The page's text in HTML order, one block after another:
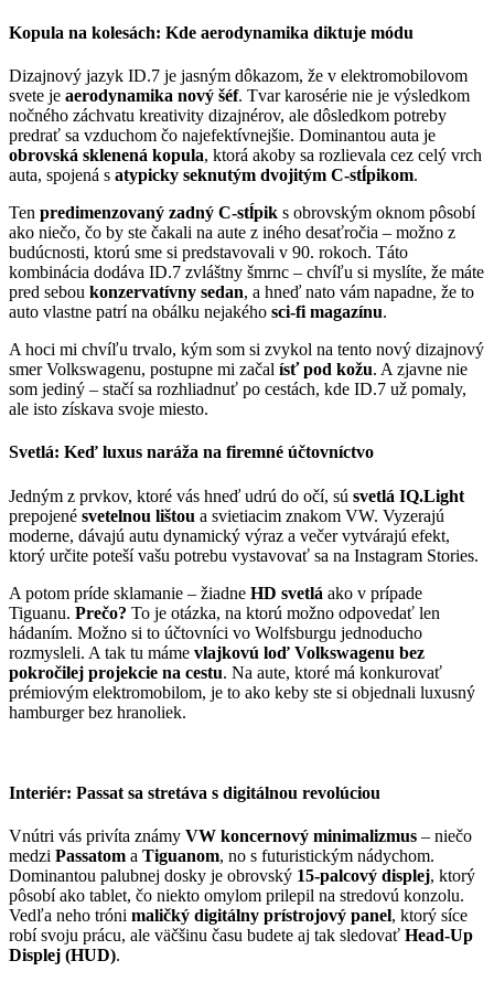
Kopula na kolesách: Kde aerodynamika diktuje módu
Dizajnový jazyk ID.7 je jasným dôkazom, že v elektromobilovom
svete je aerodynamika nový šéf. Tvar karosérie nie je výsledkom
nočného záchvatu kreativity dizajnérov, ale dôsledkom potreby
predrať sa vzduchom čo najefektívnejšie. Dominantou auta je
obrovská sklenená kopula, ktorá akoby sa rozlievala cez celý vrch
auta, spojená s atypicky seknutým dvojitým C-stĺpikom.
Ten predimenzovaný zadný C-stĺpik s obrovským oknom pôsobí
ako niečo, čo by ste čakali na aute z iného desaťročia – možno z
budúcnosti, ktorú sme si predstavovali v 90. rokoch. Táto
kombinácia dodáva ID.7 zvláštny šmrnc – chvíľu si myslíte, že máte
pred sebou konzervatívny sedan, a hneď nato vám napadne, že to
auto vlastne patrí na obálku nejakého sci-fi magazínu.
A hoci mi chvíľu trvalo, kým som si zvykol na tento nový dizajnový
smer Volkswagenu, postupne mi začal ísť pod kožu. A zjavne nie
som jediný – stačí sa rozhliadnuť po cestách, kde ID.7 už pomaly,
ale isto získava svoje miesto.
Svetlá: Keď luxus naráža na firemné účtovníctvo
Jedným z prvkov, ktoré vás hneď udrú do očí, sú svetlá IQ.Light
prepojené svetelnou lištou a svietiacim znakom VW. Vyzerajú
moderne, dávajú autu dynamický výraz a večer vytvárajú efekt,
ktorý určite poteší vašu potrebu vystavovať sa na Instagram Stories.
A potom príde sklamanie – žiadne HD svetlá ako v prípade
Tiguanu. Prečo? To je otázka, na ktorú možno odpovedať len
hádaním. Možno si to účtovníci vo Wolfsburgu jednoducho
rozmysleli. A tak tu máme vlajkovú loď Volkswagenu bez
pokročilej projekcie na cestu. Na aute, ktoré má konkurovať
prémiovým elektromobilom, je to ako keby ste si objednali luxusný
hamburger bez hranoliek.
Interiér: Passat sa stretáva s digitálnou revolúciou
Vnútri vás privíta známy VW koncernový minimalizmus – niečo
medzi Passatom a Tiguanom, no s futuristickým nádychom.
Dominantou palubnej dosky je obrovský 15-palcový displej, ktorý
pôsobí ako tablet, čo niekto omylom prilepil na stredovú konzolu.
Vedľa neho tróni maličký digitálny prístrojový panel, ktorý síce
robí svoju prácu, ale väčšinu času budete aj tak sledovať Head-Up
Displej (HUD).